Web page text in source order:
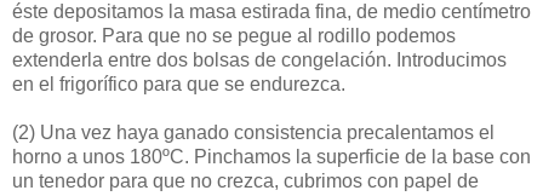
éste depositamos la masa estirada fina, de medio centímetro
de grosor. Para que no se pegue al rodillo podemos
extenderla entre dos bolsas de congelación. Introducimos
en el frigorífico para que se endurezca.
(2) Una vez haya ganado consistencia precalentamos el
horno a unos 180ºC. Pinchamos la superficie de la base con
un tenedor para que no crezca, cubrimos con papel de